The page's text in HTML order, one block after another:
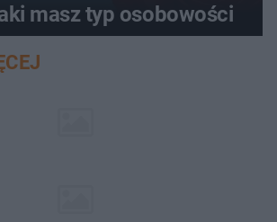
masz typ osobowości